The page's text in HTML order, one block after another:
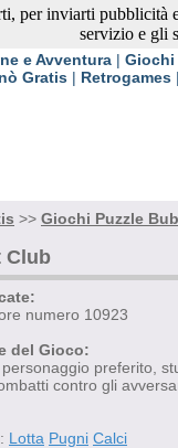
e Avventura| Giochi
Gratis| Retrogames
>> Giochi Puzzle
Club
numero 10923
del Gioco:
preferito,
contro gli
Lotta Pugni Calci
per inviarti
servizio e gli